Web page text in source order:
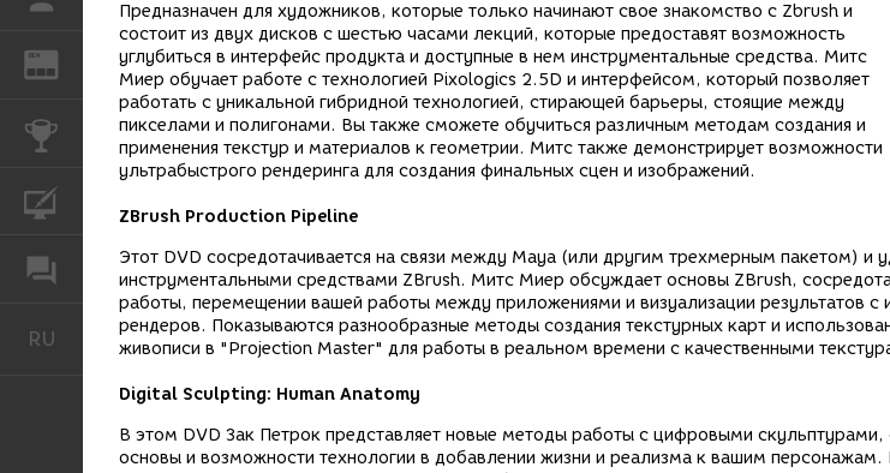
REN ЖУРНАЛ
КОНКУРСЫ
ФОРУМ
RU Русский
Предназначен для художников, которые только начинают свое знакомство с Zbrush и
состоит из двух дисков с шестью часами лекций, которые предоставят возможность
углубиться в интерфейс продукта и доступные в нем инструментальные средства. Митс
Миер обучает работе с технологией Pixologics 2.5D и интерфейсом, который позволяет
работать с уникальной гибридной технологией, стирающей барьеры, стоящие между
пикселами и полигонами. Вы также сможете обучиться различным методам создания и
применения текстур и материалов к геометрии. Митс также демонстрирует возможности
ультрабыстрого рендеринга для создания финальных сцен и изображений.
ZBrush Production Pipeline
Этот DVD сосредотачивается на связи между Maya (или другим трехмерным пакетом) и
инструментальными средствами ZBrush. Митс Миер обсуждает основы ZBrush,
работы, перемещении вашей работы между приложениями и визуализации результатов
рендеров. Показываются разнообразные методы создания текстурных карт и
живописи в "Projection Master" для работы в реальном времени с качественными
Digital Sculpting: Human Anatomy
В этом DVD Зак Петрок представляет новые методы работы с цифровыми скульптурами,
основы и возможности технологии в добавлении жизни и реализма к вашим